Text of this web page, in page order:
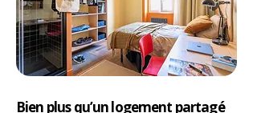
​​Bien plus qu’un logement partagé